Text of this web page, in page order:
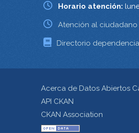
Horario atención:
Atención al ciudadano
Directorio
Acerca de Datos Abiertos
API CKAN
CKAN Association